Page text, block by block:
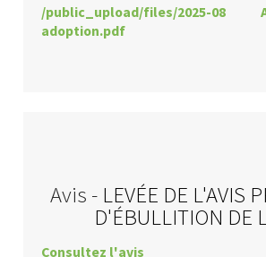
/public_upload/files/2025-
adoption.pdf
Avis - LEVÉE DE L'AVIS
D'ÉBULLITION DE
Consultez l'avis